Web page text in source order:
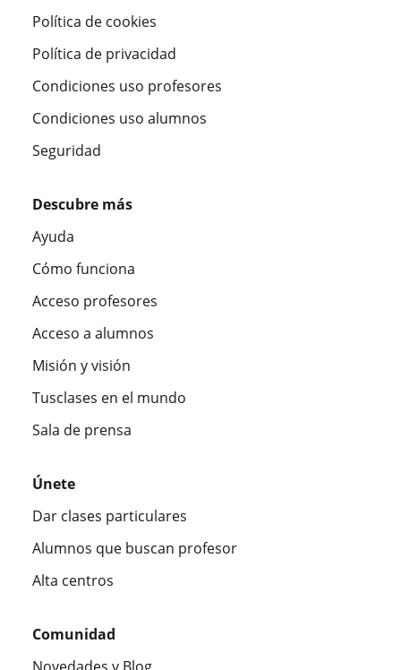
Política de cookies
Política de privacidad
Condiciones uso profesores
Condiciones uso alumnos
Seguridad
Descubre más
Ayuda
Cómo funciona
Acceso profesores
Acceso a alumnos
Misión y visión
Tusclases en el mundo
Sala de prensa
Únete
Dar clases particulares
Alumnos que buscan profesor
Alta centros
Comunidad